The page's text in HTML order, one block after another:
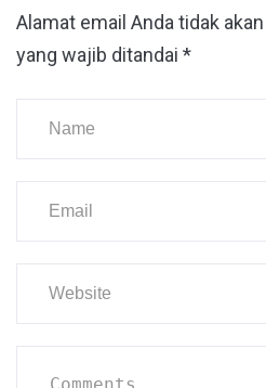
Alamat email Anda tidak
yang wajib ditandai *